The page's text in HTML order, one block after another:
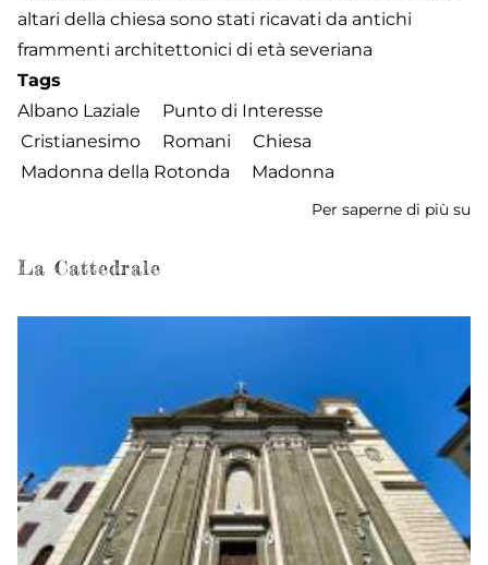
altari della chiesa sono stati ricavati da antichi
frammenti architettonici di età severiana
Tags
Albano Laziale
Punto di Interesse
Cristianesimo
Romani
Chiesa
Madonna della Rotonda
Madonna
Per saperne di più su
La Cattedrale